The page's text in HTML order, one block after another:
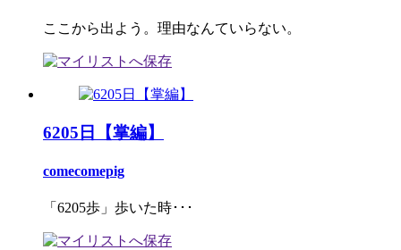
ここから出よう。理由なんていらない。
6205日【掌編】
comecomepig
「6205歩」歩いた時･･･